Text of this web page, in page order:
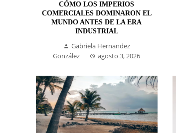
CÓMO LOS IMPERIOS
COMERCIALES DOMINARON EL
MUNDO ANTES DE LA ERA
INDUSTRIAL
Gabriela Hernandez
González
agosto 3, 2026